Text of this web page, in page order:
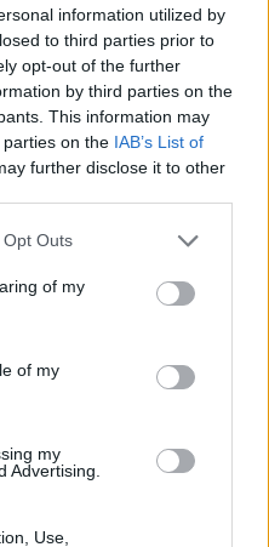
information utilized by
to third parties prior to
opt-out of the further
by third parties on the
This information may
on the IAB’s List of
further disclose it to other
uses one or more Google
behaviour. You may click to
and its third-party tags to
purposes in below Google
Outs
of my
of my
my
Advertising.
Use,
háború